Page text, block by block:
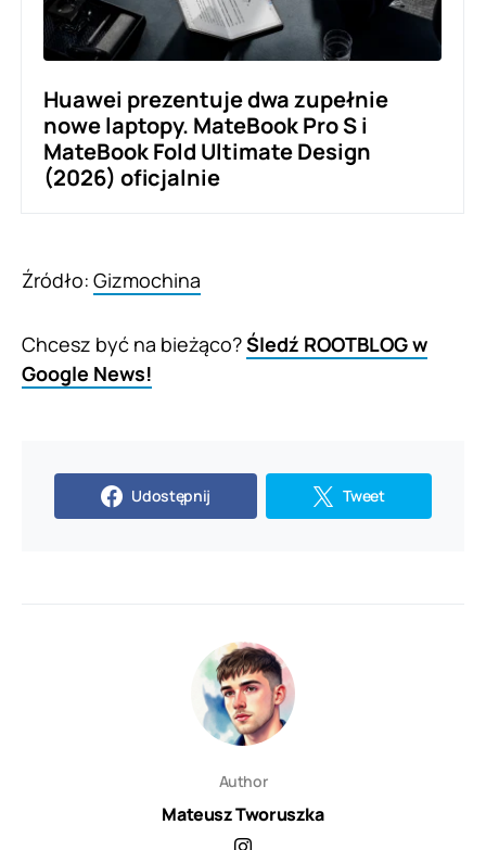
Huawei prezentuje dwa zupełnie
nowe laptopy. MateBook Pro S i
MateBook Fold Ultimate Design
(2026) oficjalnie
Źródło: Gizmochina
Chcesz być na bieżąco?Śledź ROOTBLOG w
Google News!
Udostępnij Tweet
Author
Mateusz Tworuszka